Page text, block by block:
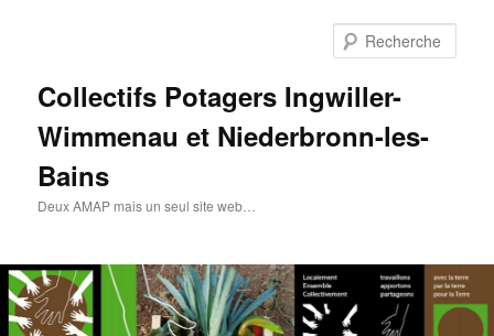
Collectifs Potagers Ingwiller-
Wimmenau et Niederbronn-les-
Bains
Deux AMAP mais un seul site web…